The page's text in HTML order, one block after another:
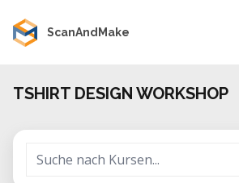
ScanAndMake
TSHIRT DESIGN WORKSHOP